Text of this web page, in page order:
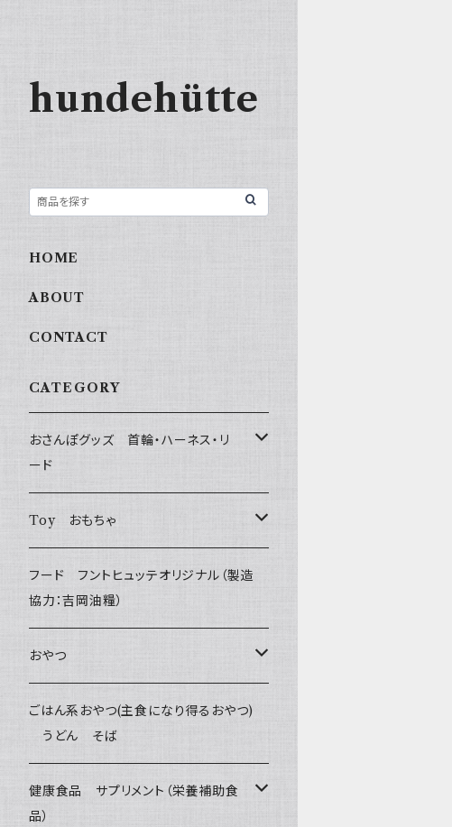
hundehütte
HOME
ABOUT
CONTACT
CATEGORY
おさんぽグッズ 首輪・ハーネス・リ
ード
フントヒュッテオリジナル Gold
Sサイズ(テープ幅1.5cm) _ 首輪&リードセッ
ト
Sサイズ(テープ幅1.5cm) _ 首輪
Sサイズ(テープ幅1.5cm) _ リード
フントヒュッテオリジナル Silver
(販売終了)
Collar & Leash - XS（超小型犬・幼犬用）
Harness & Leash - XS（超小型犬･幼犬
フントヒュッテオリジナル Woven
Harness & Leash - XS
Harness & Leash Set - S
セレクト
幼犬・超小型犬用 _ 幅1.0cm
小型犬用 _ 幅1.5cm
flexi フレキシリード(伸縮リード)
ライト
Toy おもちゃ
たまごちゃん
BESTEVER / ベストエバー
iDog&iCat
ぬいぐるみ
ラテックスTOY
PomPreece / ポンポリース
デンタル
etc.
フード フントヒュッテオリジナル（製造
協力：吉岡油糧）
おやつ
Bon・rupa(ボンルパ)
京
Bonpuchi
職人の味
ジャーキー
愛犬の健康おやつ
ごはん系おやつ(主食になり得るおやつ)
うどん そば
健康食品 サプリメント（栄養補助食
品）